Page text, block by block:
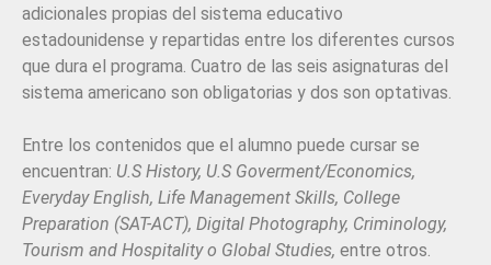
adicionales propias del sistema educativo
estadounidense y repartidas entre los diferentes cursos
que dura el programa. Cuatro de las seis asignaturas del
sistema americano son obligatorias y dos son optativas.
Entre los contenidos que el alumno puede cursar se
encuentran: U.S History, U.S Goverment/Economics,
Everyday English, Life Management Skills, College
Preparation (SAT-ACT), Digital Photography, Criminology,
Tourism and Hospitality o Global Studies, entre otros.